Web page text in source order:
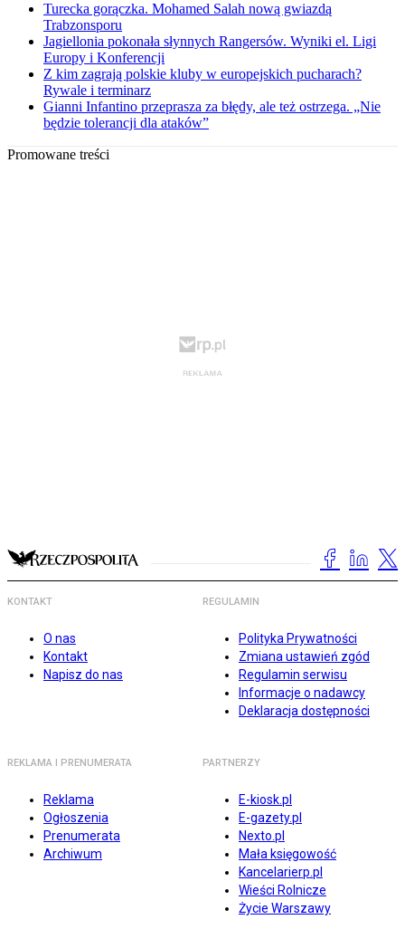
Turecka gorączka. Mohamed Salah nową gwiazdą
Trabzonsporu
Jagiellonia pokonała słynnych Rangersów. Wyniki el. Ligi
Europy i Konferencji
Z kim zagrają polskie kluby w europejskich pucharach?
Rywale i terminarz
Gianni Infantino przeprasza za błędy, ale też ostrzega. „Nie
będzie tolerancji dla ataków”
Promowane treści
KONTAKT
O nas
Kontakt
Napisz do nas
REGULAMIN
Polityka Prywatności
Zmiana ustawień zgód
Regulamin serwisu
Informacje o nadawcy
Deklaracja dostępności
REKLAMA I PRENUMERATA
Reklama
Ogłoszenia
Prenumerata
Archiwum
PARTNERZY
E-kiosk.pl
E-gazety.pl
Nexto.pl
Mała księgowość
Kancelarierp.pl
Wieści Rolnicze
Życie Warszawy